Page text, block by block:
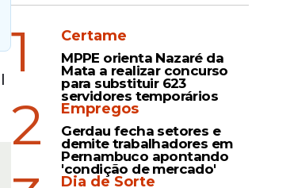
1 Certame
MPPE orienta Nazaré da
Mata a realizar concurso
para substituir 623
servidores temporários
2 Empregos
Gerdau fecha setores e
demite trabalhadores em
Pernambuco apontando
'condição de mercado'
Dia de Sorte